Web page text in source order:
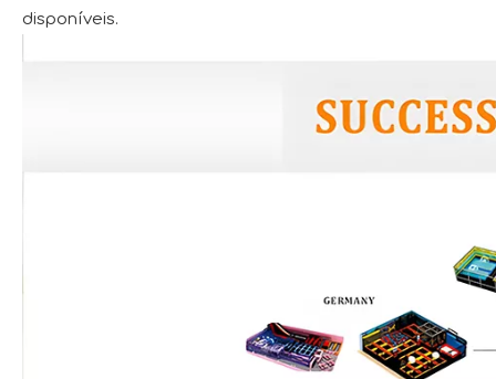
disponíveis.